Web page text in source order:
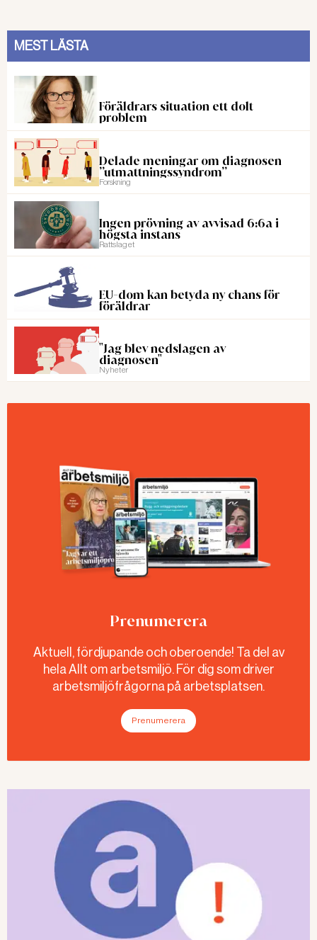
MEST LÄSTA
Föräldrars situation ett dolt
problem
Delade meningar om diagnosen
”utmattningssyndrom”
Forskning
Ingen prövning av avvisad 6:6a i
högsta instans
Rattslaget
EU-dom kan betyda ny chans för
föräldrar
"Jag blev nedslagen av
diagnosen"
Nyheter
Prenumerera
Aktuell, fördjupande och oberoende! Ta del av
hela Allt om arbetsmiljö. För dig som driver
arbetsmiljöfrågorna på arbetsplatsen.
Prenumerera